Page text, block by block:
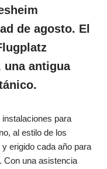
de agosto. El
una antigua
instalaciones para
al estilo de los
erigido cada año para
Con una asistencia